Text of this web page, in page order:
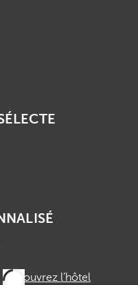
Découvrez l’hôtel